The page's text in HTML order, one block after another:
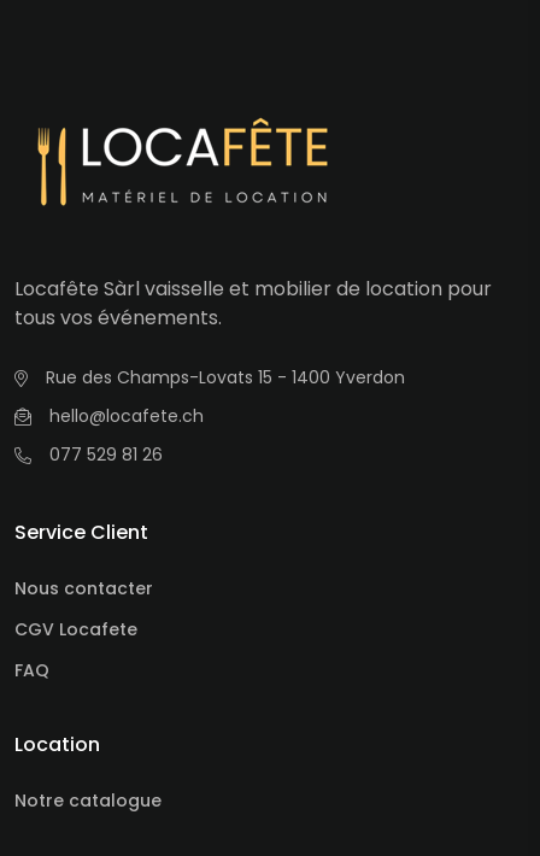
Locafête Sàrl vaisselle et mobilier de location pour
tous vos événements.
Rue des Champs-Lovats 15 - 1400 Yverdon
hello@locafete.ch
077 529 81 26
Service Client
Nous contacter
CGV Locafete
FAQ
Location
Notre catalogue